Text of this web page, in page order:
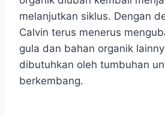
melanjutkan siklus. Dengan
Calvin terus menerus
gula dan bahan organik
dibutuhkan oleh tumbuhan
berkembang.